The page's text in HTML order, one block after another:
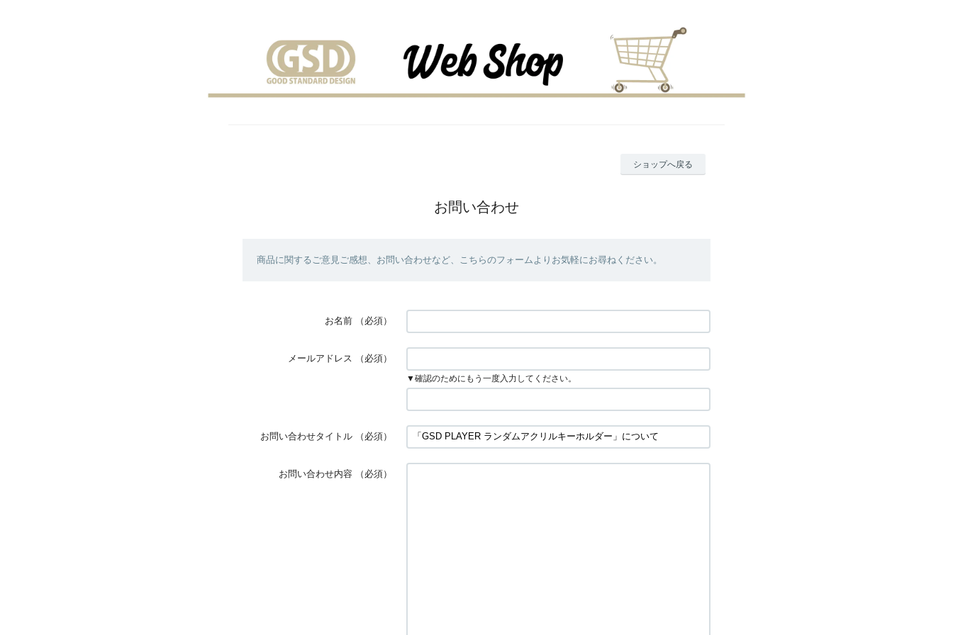
ショップへ戻る
お問い合わせ
商品に関するご意見ご感想、お問い合わせなど、こちらのフォームよりお気軽にお尋ねください。
お名前 （必須）
メールアドレス （必須）
▼確認のためにもう一度入力してください。
お問い合わせタイトル （必須）
お問い合わせ内容 （必須）